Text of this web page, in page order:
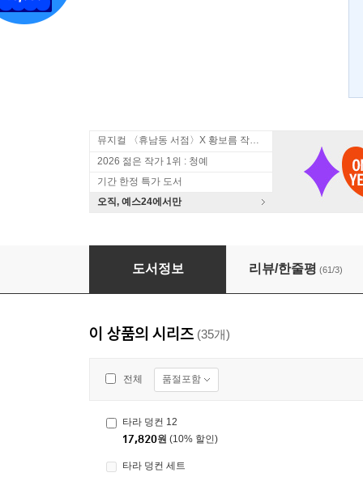
뮤지컬 〈휴남동 서점〉X 황보름 작가 북토크
2026 젊은 작가 1위 : 청예
기간 한정 특가 도서
오직, 예스24에서만
타라 덩컨 1
도서정보 리뷰/한줄평 (61/3)
이 상품의 시리즈 (35개)
전체 품절포함
타라 덩컨 12
17,820원 (10% 할인)
타라 덩컨 세트